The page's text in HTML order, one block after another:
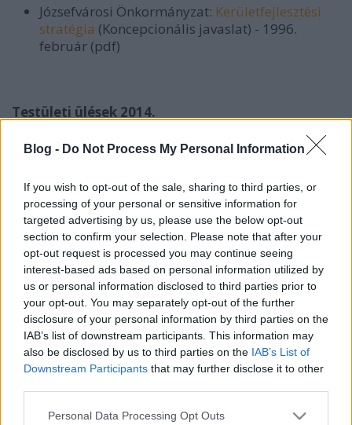
Blog - Do Not Process My Personal Information
If you wish to opt-out of the sale, sharing to third parties, or
processing of your personal or sensitive information for
targeted advertising by us, please use the below opt-out
section to confirm your selection. Please note that after your
opt-out request is processed you may continue seeing
interest-based ads based on personal information utilized by
us or personal information disclosed to third parties prior to
your opt-out. You may separately opt-out of the further
disclosure of your personal information by third parties on the
IAB’s list of downstream participants. This information may
also be disclosed by us to third parties on the IAB’s List of
Downstream Participants that may further disclose it to other
Please note that this website/app uses one or more Google
Personal Data Processing Opt Outs
Józsefvárosi Önkormányzat: Kerületfejlesztési
stratégia (Koncepcionális javaslat) - 1996.
február (pdf)
Testületi ülések 2014.
Javaslat a 2014. évi költségvetésről szóló 3/2014.
A költségvetési vita szó szerinti jegyzőkönyve -
2014.11.05. (pdf)
Képviselői kérdések 2014.
A Rákóczi téren kialakított játszótér környékének
gépjárműforgalmával kapcsolatban-
2014.01.07. (Rimán Edina jegyző tájékoztatása
dr. Révész Márta képviselői kérdésére) (pdf)
A Molnár Ferenc tér környékének problémáival
kapcsolatban- 2014.09.23. (Danada-Rimán
Edina jegyző tájékoztatása Camara-Bereczki